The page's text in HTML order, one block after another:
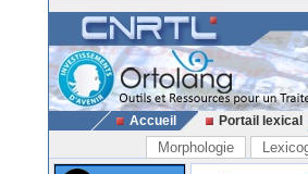
Accueil Portail lexical
Morphologie